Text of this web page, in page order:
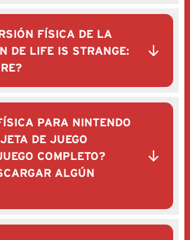
FÍSICA DE LA
DE LIFE IS STRANGE:
PARA NINTENDO
DE JUEGO
COMPLETO?
ALGÚN